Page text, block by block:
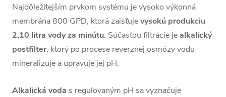
Najdôležitejším prvkom systému je vysoko výkonná
membrána 800 GPD, ktorá zaisťujevysokú produkciu
2,10 litra vody za minútu. Súčasťou filtrácie jealkalický
postfilter, ktorý po procese reverznej osmózy vodu
mineralizuje a upravuje jej pH.
Alkalická voda s regulovaným pH sa vyznačuje